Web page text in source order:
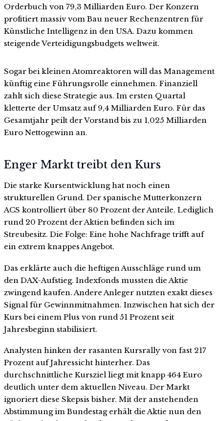
Orderbuch von 79,3 Milliarden Euro. Der Konzern
profitiert massiv vom Bau neuer Rechenzentren für
Künstliche Intelligenz in den USA. Dazu kommen
steigende Verteidigungsbudgets weltweit.
Sogar bei kleinen Atomreaktoren will das Management
künftig eine Führungsrolle einnehmen. Finanziell
zahlt sich diese Strategie aus. Im ersten Quartal
kletterte der Umsatz auf 9,4 Milliarden Euro. Für das
Gesamtjahr peilt der Vorstand bis zu 1,025 Milliarden
Euro Nettogewinn an.
Enger Markt treibt den Kurs
Die starke Kursentwicklung hat noch einen
strukturellen Grund. Der spanische Mutterkonzern
ACS kontrolliert über 80 Prozent der Anteile. Lediglich
rund 20 Prozent der Aktien befinden sich im
Streubesitz. Die Folge: Eine hohe Nachfrage trifft auf
ein extrem knappes Angebot.
Das erklärte auch die heftigen Ausschläge rund um
den DAX-Aufstieg. Indexfonds mussten die Aktie
zwingend kaufen. Andere Anleger nutzten exakt dieses
Signal für Gewinnmitnahmen. Inzwischen hat sich der
Kurs bei einem Plus von rund 51 Prozent seit
Jahresbeginn stabilisiert.
Analysten hinken der rasanten Kursrally von fast 217
Prozent auf Jahressicht hinterher. Das
durchschnittliche Kursziel liegt mit knapp 464 Euro
deutlich unter dem aktuellen Niveau. Der Markt
ignoriert diese Skepsis bisher. Mit der anstehenden
Abstimmung im Bundestag erhält die Aktie nun den